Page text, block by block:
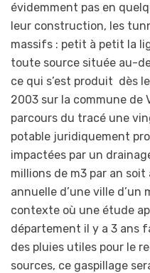
évidemment pas en
leur construction, les
massifs : petit à petit la
toute source située au-
ce qui s’est produit dès
2003 sur la commune de
parcours du tracé une
potable juridiquement
impactées par un
millions de m3 par an
annuelle d’une ville d’un
contexte où une étude
département il y a 3 ans
des pluies utiles pour le
sources, ce gaspillage